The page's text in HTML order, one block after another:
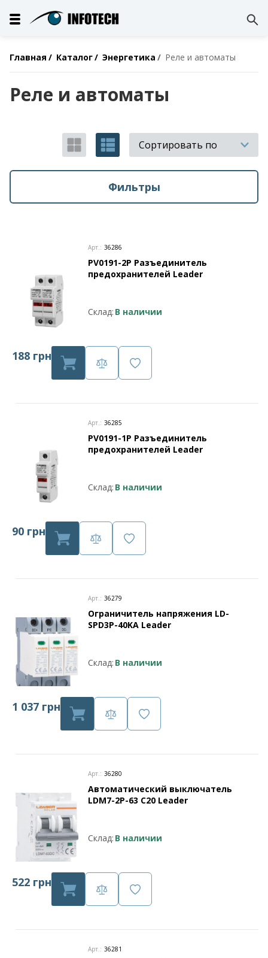
Главная Каталог Энергетика Реле и автоматы
Реле и автоматы
Фильтры
Сортировать по
Арт.: 36286
PV0191-2P Разъединитель
предохранителей Leader
Склад: В наличии
188 грн
Арт.: 36285
PV0191-1P Разъединитель
предохранителей Leader
Склад: В наличии
90 грн
Арт.: 36279
Ограничитель напряжения LD-
SPD3P-40KA Leader
Склад: В наличии
1 037 грн
Арт.: 36280
Автоматический выключатель
LDM7-2P-63 C20 Leader
Склад: В наличии
522 грн
Арт.: 36281